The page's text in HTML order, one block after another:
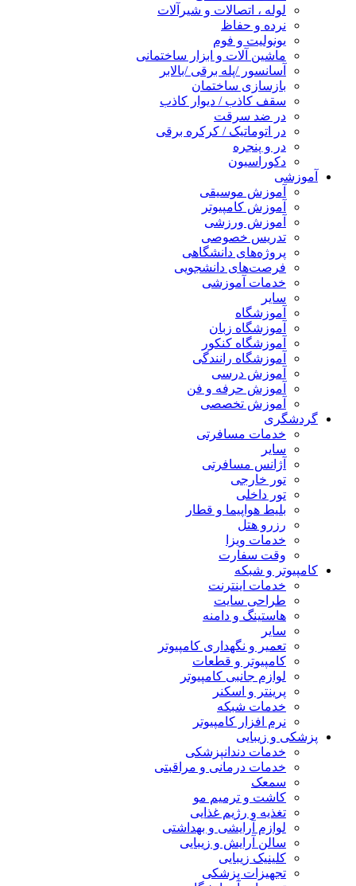
لوله ، اتصالات و شیرآلات
نرده و حفاظ
یونولیت و فوم
ماشین آلات و ابزار ساختمانی
آسانسور /پله برقی /بالابر
بازسازی ساختمان
سقف کاذب / دیوار کاذب
در ضد سرقت
در اتوماتیک / کرکره برقی
در و پنجره
دکوراسیون
آموزشی
آموزش موسیقی
آموزش کامپیوتر
آموزش ورزشی
تدریس خصوصی
پروژه‌های دانشگاهی
فرصت‌های دانشجویی
خدمات آموزشی
سایر
آموزشگاه
آموزشگاه زبان
آموزشگاه کنکور
آموزشگاه رانندگی
آموزش درسی
آموزش حرفه و فن
آموزش تخصصی
گردشگری
خدمات مسافرتی
سایر
آژانس مسافرتی
تور خارجی
تور داخلی
بلیط هواپیما و قطار
رزرو هتل
خدمات ویزا
وقت سفارت
کامپیوتر و شبکه
خدمات اینترنت
طراحی سایت
هاستینگ و دامنه
سایر
تعمیر و نگهداری کامپیوتر
کامپیوتر و قطعات
لوازم جانبی کامپیوتر
پرینتر و اسکنر
خدمات شبکه
نرم افزار کامپیوتر
پزشکی و زیبایی
خدمات دندانپزشکی
خدمات درمانی و مراقبتی
سمعک
کاشت و ترمیم مو
تغذیه و رژیم غذایی
لوازم آرایشی و بهداشتی
سالن آرایش و زیبایی
کلینیک زیبایی
تجهیزات پزشکی